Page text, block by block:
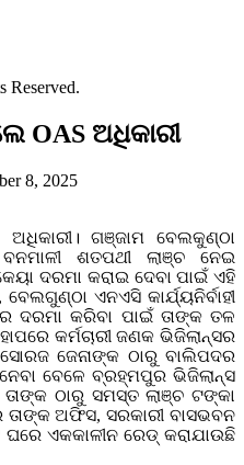
Reserved.
OAS ଅଧିକାରୀ
8, 2025
ଗଞ୍ଜାମ ବେଲକୁଣ୍ଠା
ବନମାଳୀ ଶତପଥୀ ଲାଞ୍ଚ ନେଇ
ଦରମା କରାଇ ଦେବା ପାଇଁ ଏହି
ଏନଏସି କାର୍ଯ୍ୟନିର୍ବାହୀ
ଦରମା କରିବା ପାଇଁ ତାଙ୍କ ତଳ
କର୍ମଚାରୀ ଜଣକ ଭିଜିଲାନ୍ସର
ଜେନାଙ୍କ ଠାରୁ ବାଲିପଦର
ବେଳେ ବ୍ରହ୍ମପୁର ଭିଜିଲାନ୍ସ
ଠାରୁ ସମସ୍ତ ଲାଞ୍ଚ ଟଙ୍କା
ତାଙ୍କ ଅଫିସ, ସରକାରୀ ବାସଭବନ
ଏକକାଳୀନ ରେଡ୍ କରାଯାଉଛି